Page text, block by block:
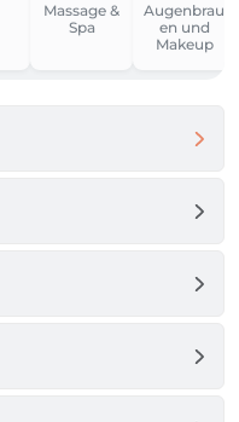
Massage &
Spa
Augenbrau
en und
Makeup